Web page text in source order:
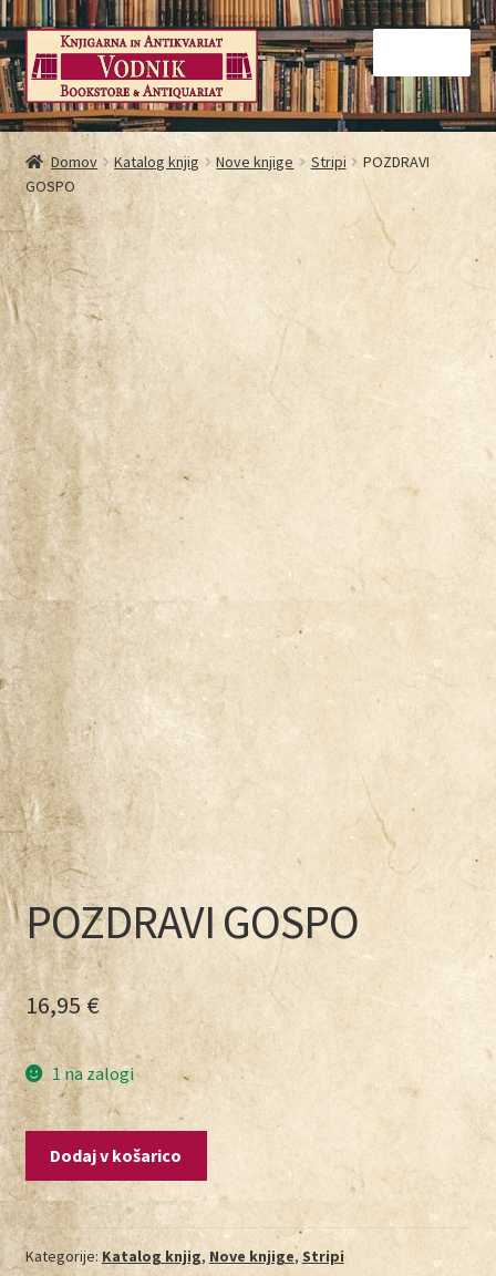
Domov
Galerija
Kontakt
Košarica
Moj račun
Način nakupovanja
Najbolj pogosta vprašanja
Naša zgodba
Odkup knjig
Pogoji poslovanja
Ponudba knjig
Pravilnik o zasebnosti
Trgovina
Zaključek nakupa
Domov Katalog knjig Nove knjige Stripi
POZDRAVI
GOSPO
POZDRAVI GOSPO
16,95€
1 na zalogi
Dodaj v košarico
Kategorije: Katalog knjig, Nove knjige, Stripi